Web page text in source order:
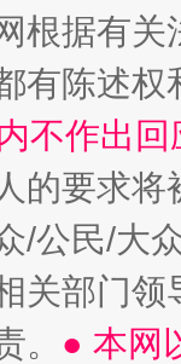
根据有
有陈述
不作出
的要求将
/公民/大
关部门
。 ● 本网